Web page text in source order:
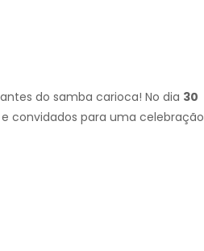
do samba carioca! No dia 30
e convidados para uma celebração